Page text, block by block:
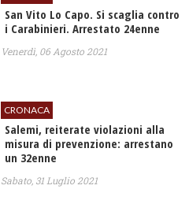
San Vito Lo Capo. Si scaglia contro
i Carabinieri. Arrestato 24enne
Venerdì, 06 Agosto 2021
CRONACA
Salemi, reiterate violazioni alla
misura di prevenzione: arrestano
un 32enne
Sabato, 31 Luglio 2021